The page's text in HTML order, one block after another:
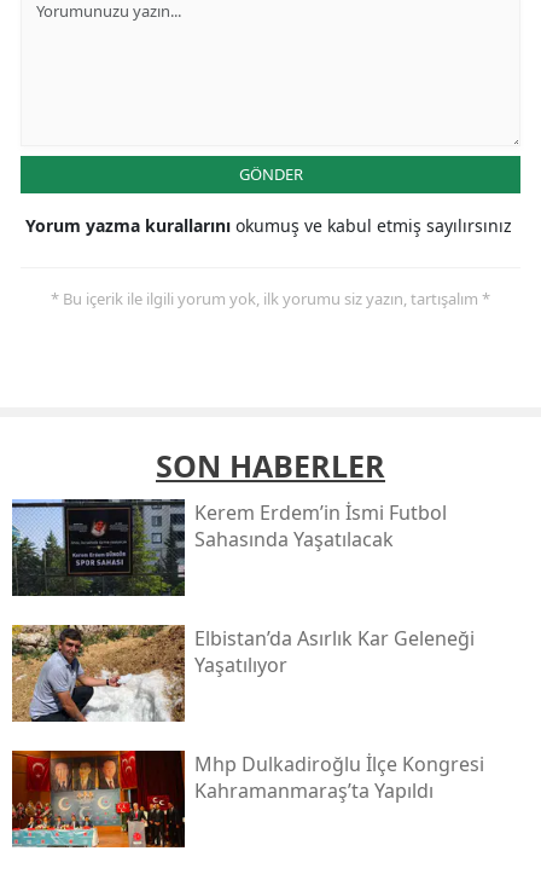
GÖNDER
Yorum yazma kurallarını okumuş ve kabul etmiş sayılırsınız
* Bu içerik ile ilgili yorum yok, ilk yorumu siz yazın, tartışalım *
SON HABERLER
Kerem Erdem’in İsmi Futbol
Sahasında Yaşatılacak
Elbistan’da Asırlık Kar Geleneği
Yaşatılıyor
Mhp Dulkadiroğlu İlçe Kongresi
Kahramanmaraş’ta Yapıldı